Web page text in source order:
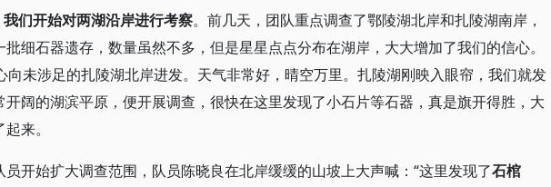
们开始对两湖沿岸进行考察。前几天，团队重点调查了鄂陵湖北岸和扎陵湖南岸，
细石器遗存，数量虽然不多，但是星星点点分布在湖岸，大大增加了我们的信心。
向未涉足的扎陵湖北岸进发。天气非常好，晴空万里。扎陵湖刚映入眼帘，我们就发
开阔的湖滨平原，便开展调查，很快在这里发现了小石片等石器，真是旗开得胜，大
来。
员开始扩大调查范围，队员陈晓良在北岸缓缓的山坡上大声喊：“这里发现了石棺